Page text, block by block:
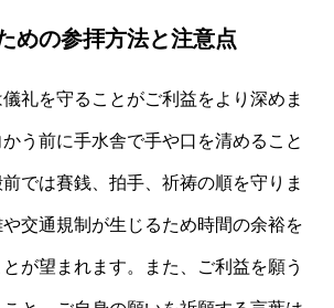
めの参拝方法と注意点
礼を守ることがご利益をより深めま
う前に手水舎で手や口を清めること
では賽銭、拍手、祈祷の順を守りま
交通規制が生じるため時間の余裕を
が望まれます。また、ご利益を願う